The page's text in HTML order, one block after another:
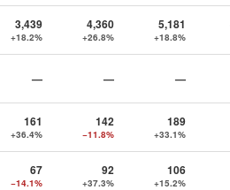
3,439
+18.2%
4,360
+26.8%
5,181
+18.8%
— — —
161
+36.4%
142
−11.8%
189
+33.1%
67
−14.1%
92
+37.3%
106
+15.2%